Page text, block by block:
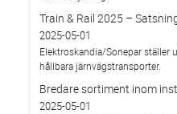
Train & Rail 2025 –
2025-05-01
Elektroskandia/Sonepar ställer
hållbara järnvägstransporter.
Bredare sortiment inom
2025-05-01